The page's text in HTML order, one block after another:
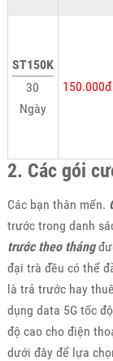
ST150K
30
Ngày
150.000đ
2. Các gói
Các bạn thân mến.
trước trong danh
trước theo tháng
đại trà đều có thể
là trả trước hay
dụng data 5G tốc
độ cao cho điện
dưới đây để lựa